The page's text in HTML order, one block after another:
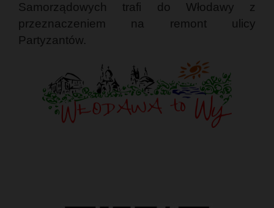
Samorządowych trafi do Włodawy z
przeznaczeniem na remont ulicy
Partyzantów.